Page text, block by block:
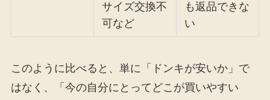
サイズ交換不
可など
も返品できな
い
このように比べると、単に「ドンキが安いか」で
はなく、「今の自分にとってどこが買いやすい